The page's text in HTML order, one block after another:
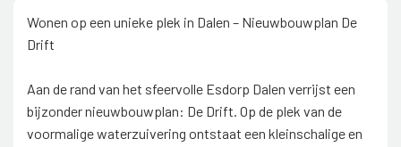
Wonen op een unieke plek in Dalen – Nieuwbouwplan De
Drift
Aan de rand van het sfeervolle Esdorp Dalen verrijst een
bijzonder nieuwbouwplan: De Drift. Op de plek van de
voormalige waterzuivering ontstaat een kleinschalige en